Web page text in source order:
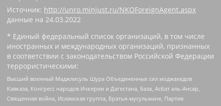
Источник: http://unro.minjust.ru/NKOForeignAgent.aspx
данные на 24.03.2022
* Единый федеральный список организаций, в том числе
иностранных и международных организаций, признанных
в соответствии с законодательством Российской Федерации
террористическими:
Высший военный Маджлисуль Шура Объединенных сил моджахедов
Кавказа, Конгресс народов Ичкерии и Дагестана, База, Асбат аль-Ансар,
Священная война, Исламская группа, Братья-мусульмане, Партия